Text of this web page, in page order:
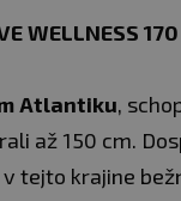
WELLNESS 170
Atlantiku,
až 150 cm.
tejto krajine